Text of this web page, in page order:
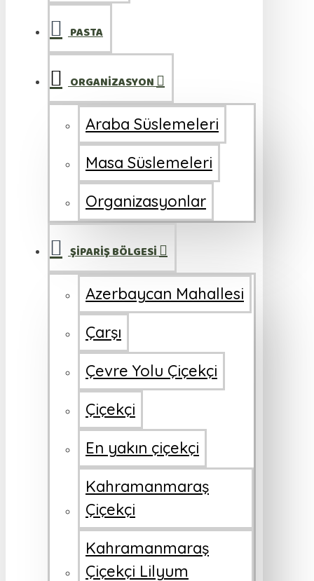
PASTA
ORGANİZASYON
Araba Süslemeleri
Masa Süslemeleri
Organizasyonlar
ŞİPARİŞ BÖLGESİ
Azerbaycan Mahallesi
Çarşı
Çevre Yolu Çiçekçi
Çiçekçi
En yakın çiçekçi
Kahramanmaraş
Çiçekçi
Kahramanmaraş
Çiçekçi Lilyum